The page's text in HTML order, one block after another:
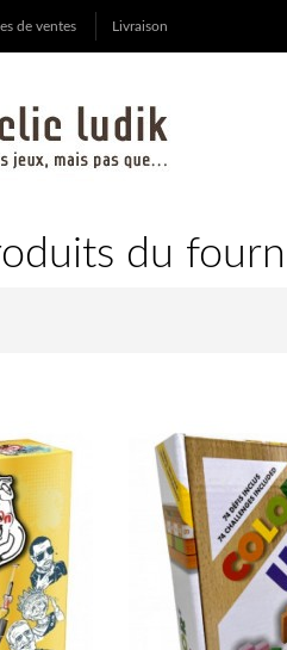
de ventes Livraison
du